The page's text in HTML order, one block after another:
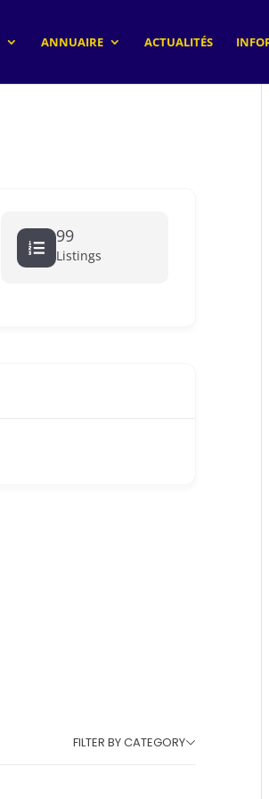
ANNUAIRE ACTUALITÉS
99
Listings
FILTER BY CATEGORY